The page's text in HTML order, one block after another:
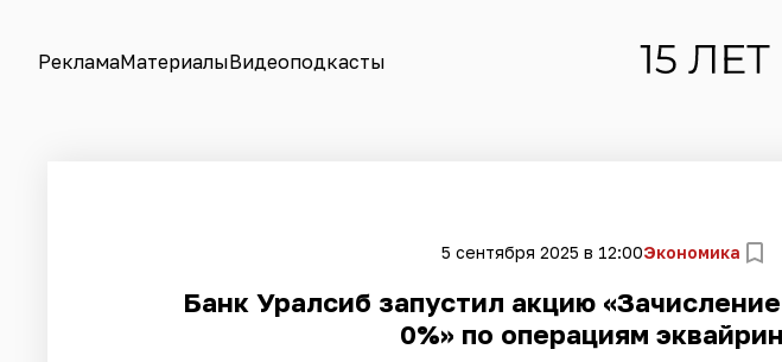
РекламаМатериалыВидеоподкасты
5 сентября 2025 в 12:00Экономика
Банк Уралсиб запустил акцию
0%» по операциям